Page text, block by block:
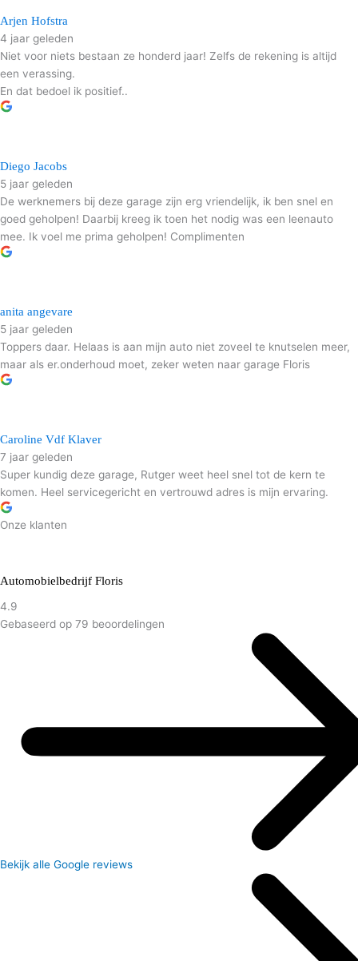
Arjen Hofstra
4 jaar geleden
Niet voor niets bestaan ze honderd jaar! Zelfs de rekening is altijd
een verassing.
En dat bedoel ik positief..
Diego Jacobs
5 jaar geleden
De werknemers bij deze garage zijn erg vriendelijk, ik ben snel en
goed geholpen! Daarbij kreeg ik toen het nodig was een leenauto
mee. Ik voel me prima geholpen! Complimenten
anita angevare
5 jaar geleden
Toppers daar. Helaas is aan mijn auto niet zoveel te knutselen meer,
maar als er.onderhoud moet, zeker weten naar garage Floris
Caroline Vdf Klaver
7 jaar geleden
Super kundig deze garage, Rutger weet heel snel tot de kern te
komen. Heel servicegericht en vertrouwd adres is mijn ervaring.
Onze klanten
Automobielbedrijf Floris
4.9
Gebaseerd op 79 beoordelingen
Bekijk alle Google reviews